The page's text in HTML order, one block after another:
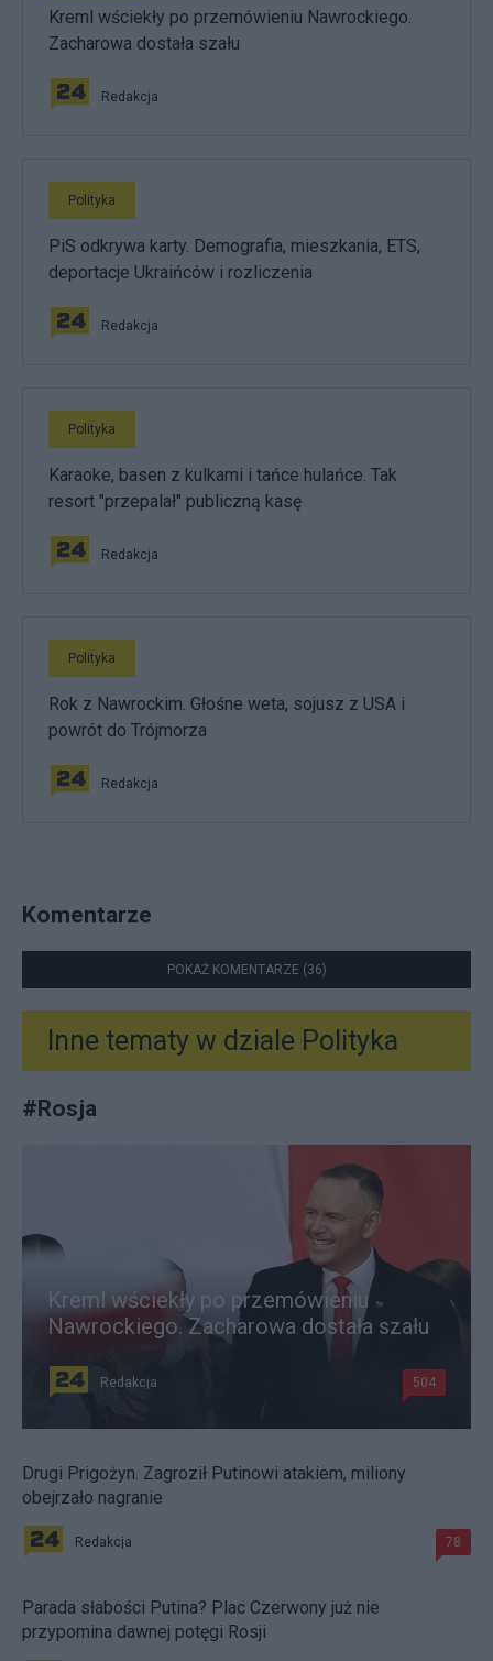
Kreml wściekły po przemówieniu Nawrockiego.
Zacharowa dostała szału
Redakcja
Polityka
PiS odkrywa karty. Demografia, mieszkania, ETS,
deportacje Ukraińców i rozliczenia
Redakcja
Polityka
Karaoke, basen z kulkami i tańce hulańce. Tak
resort "przepalał" publiczną kasę
Redakcja
Polityka
Rok z Nawrockim. Głośne weta, sojusz z USA i
powrót do Trójmorza
Redakcja
Komentarze
POKAŻ KOMENTARZE (36)
Inne tematy w dziale Polityka
#Rosja
Kreml wściekły po przemówieniu
Nawrockiego. Zacharowa dostała szału
Redakcja 504
Drugi Prigożyn. Zagroził Putinowi atakiem, miliony
obejrzało nagranie
Redakcja 78
Parada słabości Putina? Plac Czerwony już nie
przypomina dawnej potęgi Rosji